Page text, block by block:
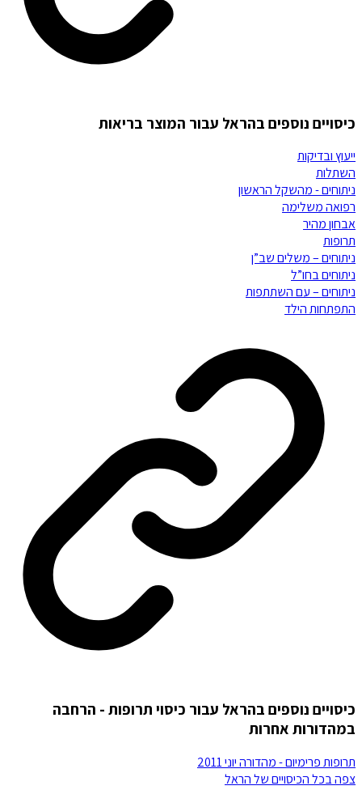
כיסויים נוספים בהראל עבור המוצר בריאות
ייעוץ ובדיקות
השתלות
ניתוחים - מהשקל הראשון
רפואה משלימה
אבחון מהיר
תרופות
ניתוחים – משלים שב”ן
ניתוחים בחו”ל
ניתוחים – עם השתתפות
התפתחות הילד
כיסויים נוספים בהראל עבור כיסוי תרופות - הרחבה
במהדורות אחרות
תרופות פרימיום - מהדורה יוני 2011
צפה בכל הכיסויים שלהראל